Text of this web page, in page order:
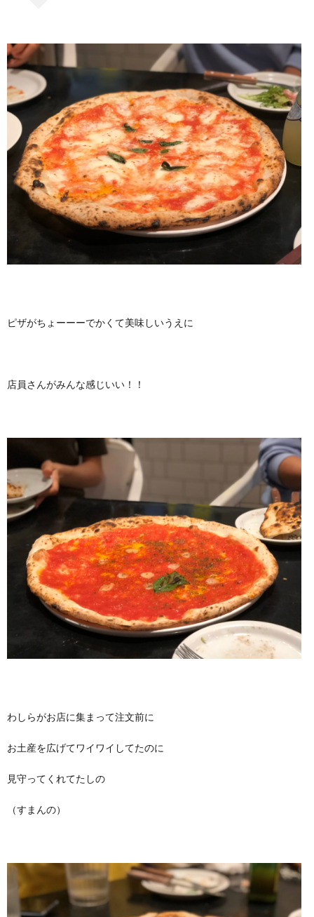
ピザがちょーーーでかくて美味しいうえに
店員さんがみんな感じいい！！
わしらがお店に集まって注文前に
お土産を広げてワイワイしてたのに
見守ってくれてたしの
（すまんの）